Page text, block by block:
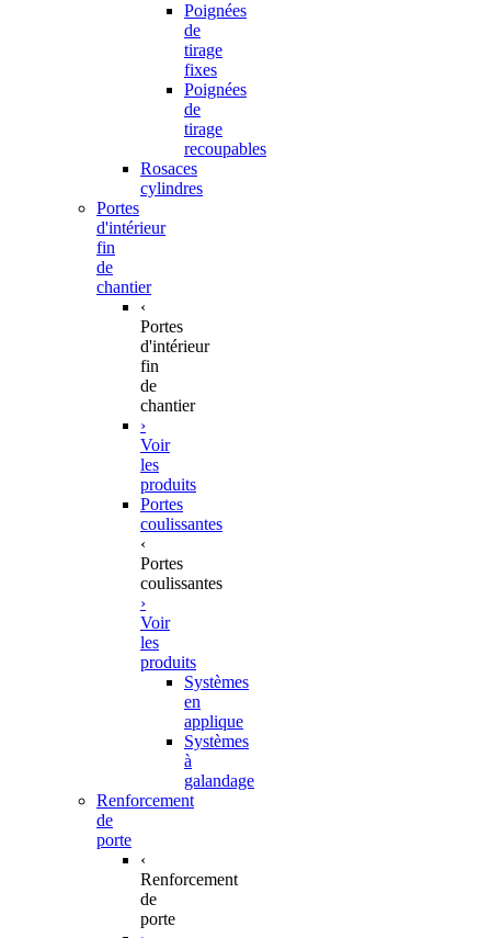
Poignées
de
tirage
fixes
Poignées
de
tirage
recoupables
Rosaces
cylindres
Portes
d'intérieur
fin
de
chantier
‹
Portes
d'intérieur
fin
de
chantier
›
Voir
les
produits
Portes
coulissantes
‹
Portes
coulissantes
›
Voir
les
produits
Systèmes
en
applique
Systèmes
à
galandage
Renforcement
de
porte
‹
Renforcement
de
porte